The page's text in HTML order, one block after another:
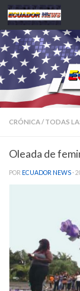
Saltar al
CRÓNICA/ TODAS
Oleada de
POR ECUADOR NEWS ·